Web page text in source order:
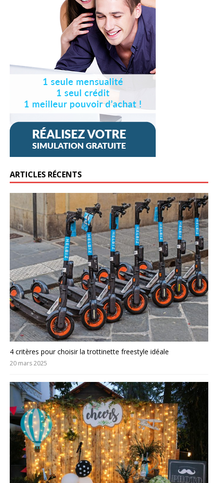
ARTICLES RÉCENTS
4 critères pour choisir la trottinette freestyle idéale
20 mars 2025